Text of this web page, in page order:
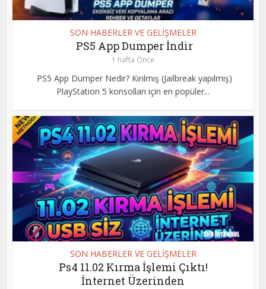
SON HABERLER VE GELİŞMELER
PS5 App Dumper İndir
1 hafta Önce
PS5 App Dumper Nedir? Kırılmış (Jailbreak yapılmış)
PlayStation 5 konsolları için en popüler...
SON HABERLER VE GELİŞMELER
Ps4 11.02 Kırma İşlemi Çıktı!
İnternet Üzerinden